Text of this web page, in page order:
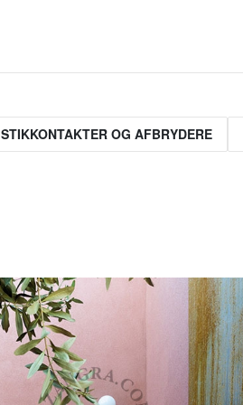
STIKKONTAKTER OG AFBRYDERE